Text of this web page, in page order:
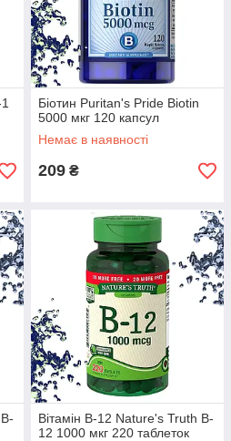
Біотин Puritan's Pride Biotin
5000 мкг 120 капсул
Немає в наявності
209 ₴
Вітамін В-12 Nature's Truth B-
12 1000 мкг 220 таблеток